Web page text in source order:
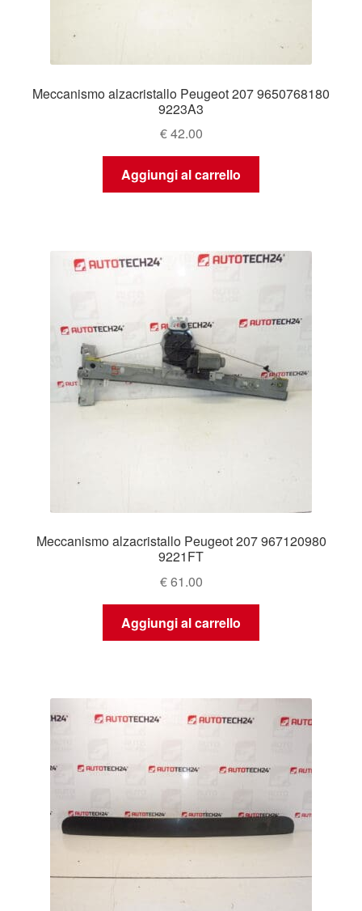
Meccanismo alzacristallo Peugeot 207 9650768180
9223A3
€42.00
Aggiungi al carrello
Meccanismo alzacristallo Peugeot 207 967120980
9221FT
€61.00
Aggiungi al carrello